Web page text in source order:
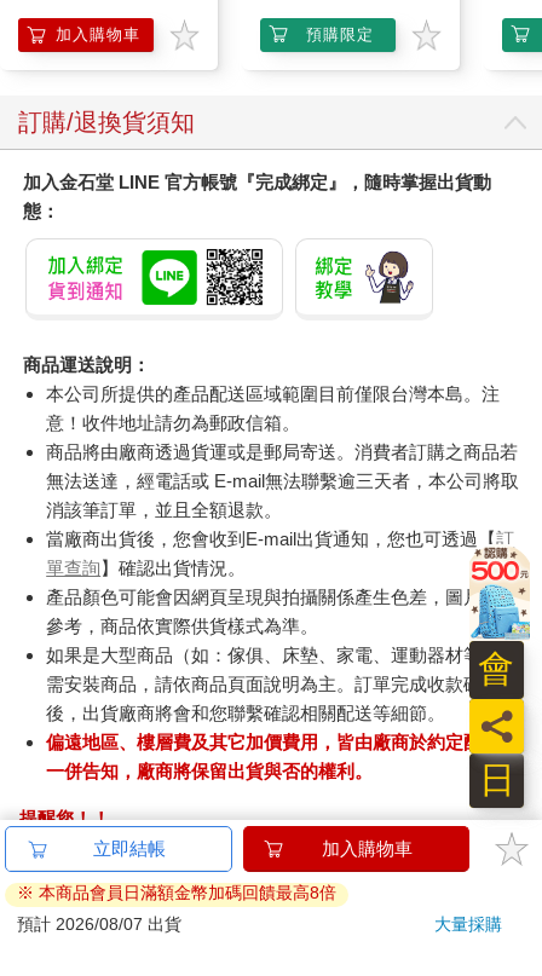
加入購物車 預購限定
訂購/退換貨須知
加入金石堂 LINE 官方帳號『完成綁定』，隨時掌握出貨動
態：
商品運送說明：
本公司所提供的產品配送區域範圍目前僅限台灣本島。注
意！收件地址請勿為郵政信箱。
商品將由廠商透過貨運或是郵局寄送。消費者訂購之商品若
無法送達，經電話或 E-mail無法聯繫逾三天者，本公司將取
消該筆訂單，並且全額退款。
當廠商出貨後，您會收到E-mail出貨通知，您也可透過【訂
單查詢】確認出貨情況。
產品顏色可能會因網頁呈現與拍攝關係產生色差，圖片僅供
參考，商品依實際供貨樣式為準。
如果是大型商品（如：傢俱、床墊、家電、運動器材等）及
需安裝商品，請依商品頁面說明為主。訂單完成收款確認
後，出貨廠商將會和您聯繫確認相關配送等細節。
偏遠地區、樓層費及其它加價費用，皆由廠商於約定配送時
一併告知，廠商將保留出貨與否的權利。
提醒您！！
金石堂及銀行均不會請您操作ATM! 如接獲電話要求您前往
ATM提款機，請不要聽從指示，以免受騙上當！
退換貨須知：
日
員
會